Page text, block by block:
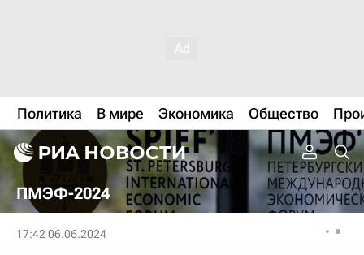
Политика В мире Экономика Общество
ПМЭФ-2024
17:42 06.06.2024